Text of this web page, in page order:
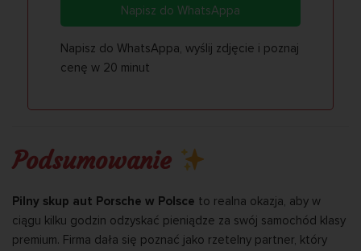
Napisz do WhatsAppa
Napisz do WhatsAppa, wyślij zdjęcie i poznaj
cenę w 20 minut
Podsumowanie
Pilny skup aut Porsche w Polsce to realna okazja, aby w
ciągu kilku godzin odzyskać pieniądze za swój samochód klasy
premium. Firma dała się poznać jako rzetelny partner, który